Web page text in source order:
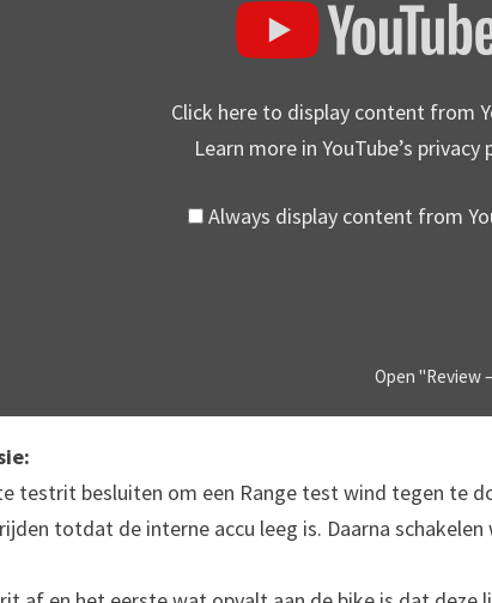
Click here to display content from
Learn more in YouTube’s privacy
Always display content from
Open "Review
testrit besluiten om een Range test wind tegen te
totdat de interne accu leeg is. Daarna